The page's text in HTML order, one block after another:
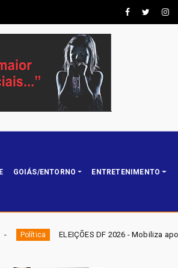
GOIÁS/ENTORNO ENTRETENIMENTO
2026 - Mobiliza aposta em nominata